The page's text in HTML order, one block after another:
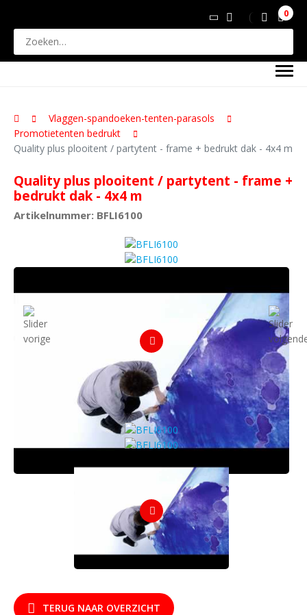
0
Vlaggen-spandoeken-tenten-parasols
Promotietenten bedrukt
Quality plus plooitent / partytent - frame + bedrukt dak - 4x4 m
Quality plus plooitent / partytent - frame +
bedrukt dak - 4x4 m
Artikelnummer: BFLI6100
TERUG NAAR OVERZICHT